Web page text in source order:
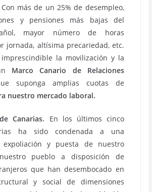
más de un 25% de desempleo,
y pensiones más bajas del
mayor número de horas
jornada, altísima precariedad, etc.
la movilización y la
Marco Canario de Relaciones
suponga amplias cuotas de
nuestro mercado laboral.
Canarias. En los últimos cinco
ha sido condenada a una
y puesta de nuestro
pueblo a disposición de
que han desembocado en
y social de dimensiones